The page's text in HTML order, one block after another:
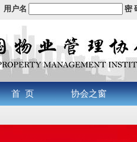
用户名 密
首 页 协会之窗